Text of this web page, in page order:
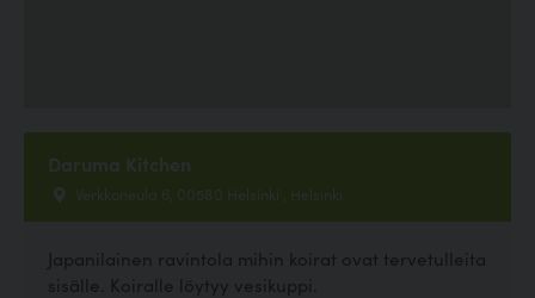
Daruma Kitchen
Verkkoneula 6, 00580 Helsinki , Helsinki
Japanilainen ravintola mihin koirat ovat tervetulleita
sisälle. Koiralle löytyy vesikuppi.